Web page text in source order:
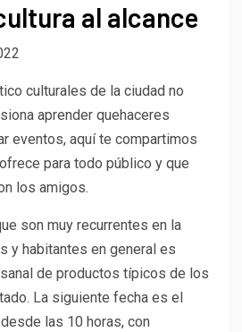
al alcance
culturales de la ciudad no
aprender quehaceres
eventos, aquí te compartimos
para todo público y que
los amigos.
son muy recurrentes en la
y habitantes en general es
de productos típicos de los
La siguiente fecha es el
las 10 horas, con